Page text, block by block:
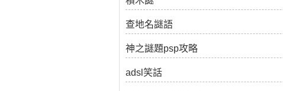
查地名謎語
神之謎題psp攻略
adsl笑話